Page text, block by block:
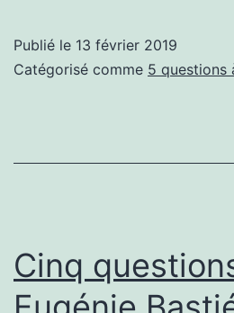
Publié le 13 février 2019
Catégorisé comme 5 questions
Cinq